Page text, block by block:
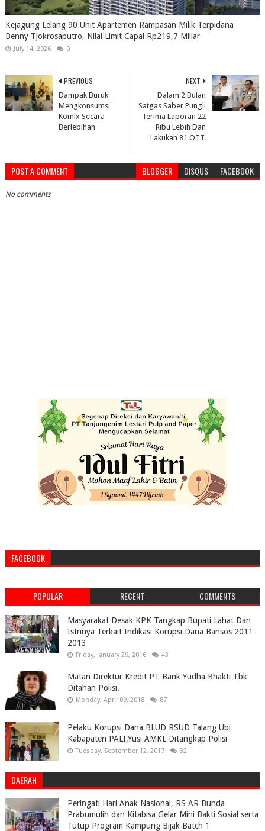
Kejagung Lelang 90 Unit Apartemen Rampasan Milik Terpidana
Benny Tjokrosaputro, Nilai Limit Capai Rp219,7 Miliar
July 14, 2026 0
NEXT
Dalam 2 Bulan
Satgas Saber Pungli
Terima Laporan 22
Ribu Lebih Dan
Lakukan 81 OTT.
PREVIOUS
Dampak Buruk
Mengkonsumsi
Komix Secara
Berlebihan
POST A COMMENT BLOGGER DISQUS FACEBOOK
No comments
FACEBOOK
POPULAR RECENT COMMENTS
Masyarakat Desak KPK Tangkap Bupati Lahat Dan
Istrinya Terkait Indikasi Korupsi Dana Bansos 2011-
2013
Friday, January 29, 2016 43
Matan Direktur Kredit PT Bank Yudha Bhakti Tbk
Ditahan Polisi.
Monday, April 09, 2018 87
Pelaku Korupsi Dana BLUD RSUD Talang Ubi
Kabapaten PALI,Yusi AMKL Ditangkap Polisi
Tuesday, September 12, 2017 32
DAERAH
Peringati Hari Anak Nasional, RS AR Bunda
Prabumulih dan Kitabisa Gelar Mini Bakti Sosial serta
Tutup Program Kampung Bijak Batch 1